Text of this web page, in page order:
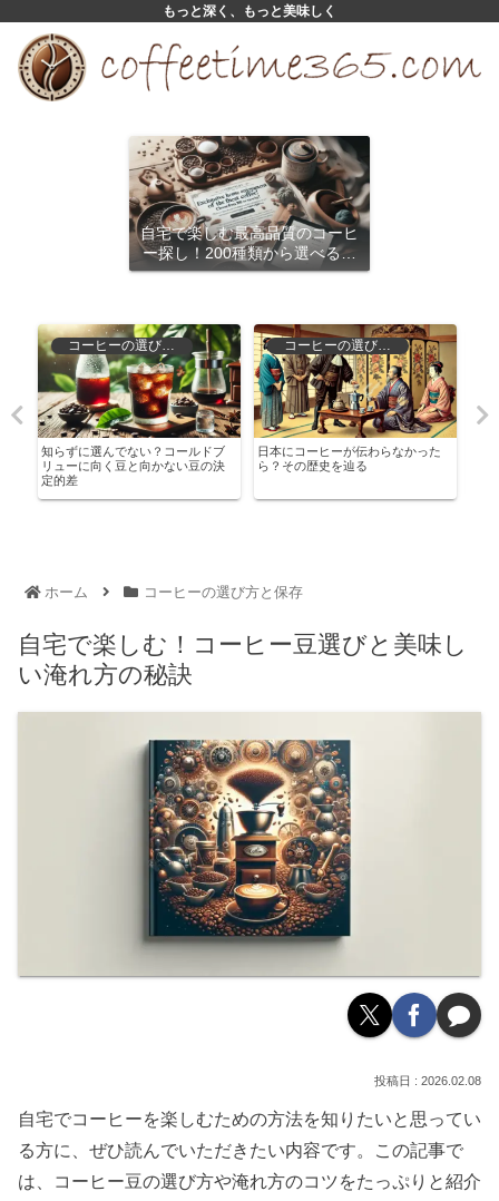
もっと深く、もっと美味しく
自宅で楽しむ最高品質のコーヒ
ー探し！200種類から選べるサ
ブスクリプション
知らずに選んでない？コールドブ
リューに向く豆と向かない豆の決
定的差
日本にコーヒーが伝わらなかった
ら？その歴史を辿る
ホーム コーヒーの選び方と保存
自宅で楽しむ！コーヒー豆選びと美味し
い淹れ方の秘訣
2026.02.08
自宅でコーヒーを楽しむための方法を知りたいと思ってい
る方に、ぜひ読んでいただきたい内容です。この記事で
は、コーヒー豆の選び方や淹れ方のコツをたっぷりと紹介